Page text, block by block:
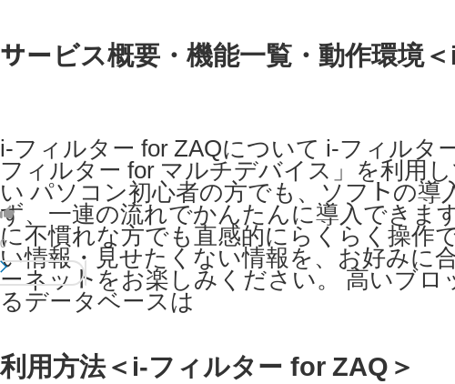
サービス概要・機能一覧・動作環境
i-フィルター for ZAQについて i-フィルタ
フィルター for マルチデバイス」を利用
い パソコン初心者の方でも、ソフトの
ず、一連の流れでかんたんに導入できま
に不慣れな方でも直感的にらくらく操作
い情報・見せたくない情報を、お好みに
ーネットをお楽しみください。 高いブ
るデータベースは
0
利用方法＜i-フィルター for ZAQ＞